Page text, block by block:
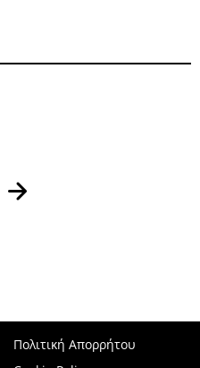
Πολιτική Απορρήτου